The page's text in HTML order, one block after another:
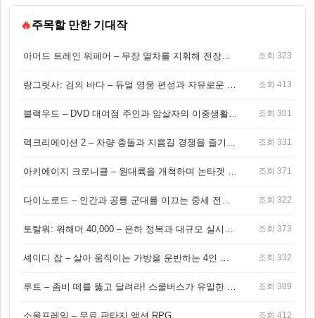
🔥주목할 만한 기대작
조회 323
조회 413
조회 301
조회 331
조회 371
조회 322
조회 373
조회 332
조회 389
소울프레임 – 무료 판타지 액션 RPG 조회 412